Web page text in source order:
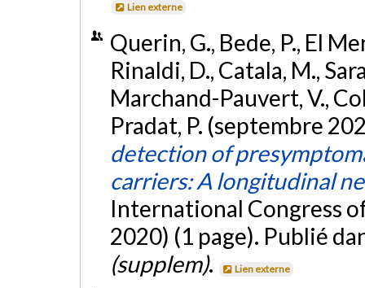
Lien externe
Querin, G., Bede, P., El
Rinaldi, D., Catala, M.,
Marchand-Pauvert, V.,
Pradat, P. (septembre
detection of
carriers: A longitudinal
International Congress
2020) (1 page). Publié
(supplem). Lien externe